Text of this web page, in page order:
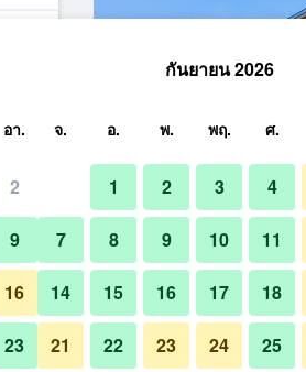
อาคาร
อา.
2
9
16
23
กันยายน 2026
จ. อ. พ. พฤ. ศ.
1 2 3 4
7 8 9 10 11
14 15 16 17 18
21 22 23 24 25